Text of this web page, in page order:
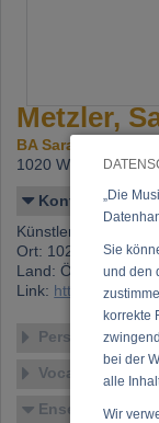
„Die
Sie
und den
korrekte
bei der
alle
Wir
Metzler,
BA Sarah Metzler
1020 Wien,
Kontakt
Künstlername:
Ort: 1020 Wien
Land: Österreich
Link: https://
Personen-
Vocal –
Ensembles